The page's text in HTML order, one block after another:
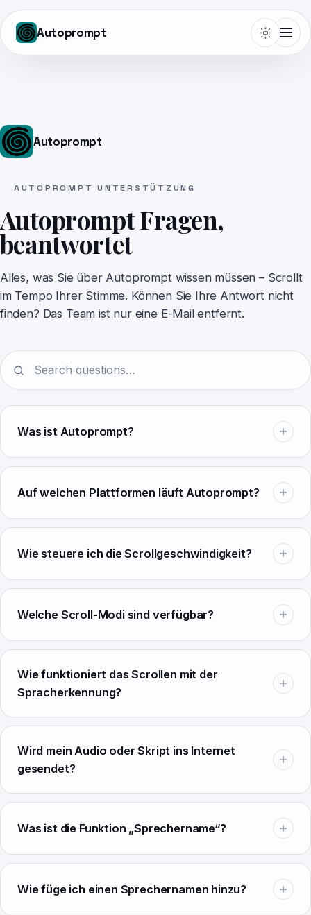
Autoprompt
Narrate
Lightboard Pro
Earwig
Autoprompt
AUTOPROMPT UNTERSTÜTZUNG
Autoprompt Fragen,
beantwortet
Alles, was Sie über Autoprompt wissen müssen – Scrollt
im Tempo Ihrer Stimme. Können Sie Ihre Antwort nicht
finden? Das Team ist nur eine E-Mail entfernt.
Was ist Autoprompt?
Auf welchen Plattformen läuft Autoprompt?
Wie steuere ich die Scrollgeschwindigkeit?
Welche Scroll-Modi sind verfügbar?
Wie funktioniert das Scrollen mit der
Spracherkennung?
Wird mein Audio oder Skript ins Internet
gesendet?
Was ist die Funktion „Sprechername“?
Wie füge ich einen Sprechernamen hinzu?